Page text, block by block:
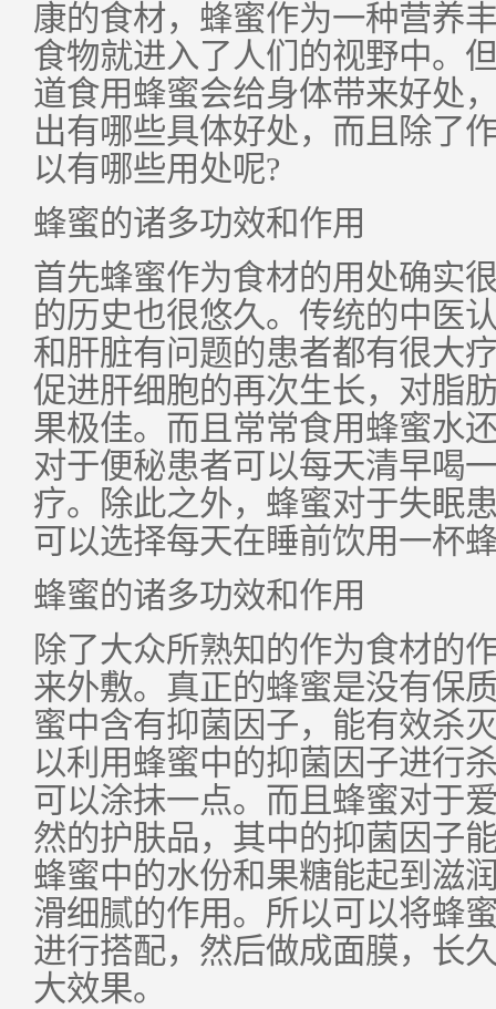
康的食材，蜂蜜作为一种营养
食物就进入了人们的视野中。
道食用蜂蜜会给身体带来好处
出有哪些具体好处，而且除了
以有哪些用处呢?
蜂蜜的诸多功效和作用
首先蜂蜜作为食材的用处确实
的历史也很悠久。传统的中医
和肝脏有问题的患者都有很大
促进肝细胞的再次生长，对脂
果极佳。而且常常食用蜂蜜水
对于便秘患者可以每天清早喝
疗。除此之外，蜂蜜对于失眠
可以选择每天在睡前饮用一杯
蜂蜜的诸多功效和作用
除了大众所熟知的作为食材的
来外敷。真正的蜂蜜是没有保
蜜中含有抑菌因子，能有效杀
以利用蜂蜜中的抑菌因子进行
可以涂抹一点。而且蜂蜜对于
然的护肤品，其中的抑菌因子
蜂蜜中的水份和果糖能起到滋
滑细腻的作用。所以可以将蜂
进行搭配，然后做成面膜，长
大效果。